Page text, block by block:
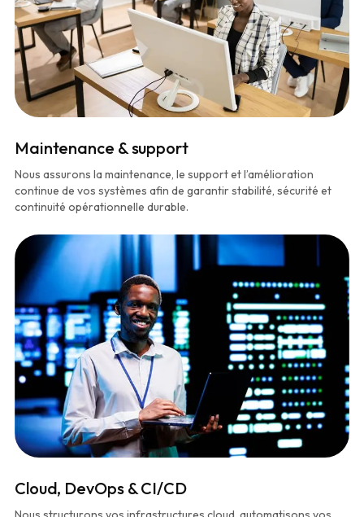
Maintenance & support
Nous assurons la maintenance, le support et l’amélioration
continue de vos systèmes afin de garantir stabilité, sécurité et
continuité opérationnelle durable.
Cloud, DevOps & CI/CD